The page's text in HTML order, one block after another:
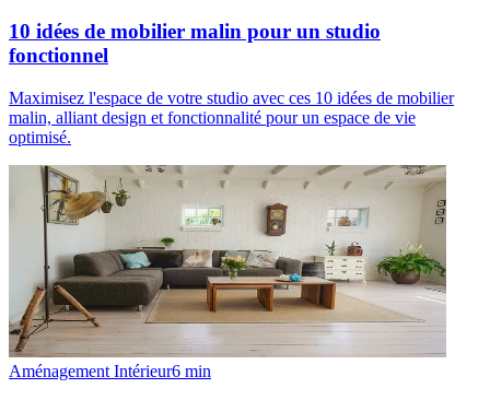
10 idées de mobilier malin pour un studio
fonctionnel
Maximisez l'espace de votre studio avec ces 10 idées de mobilier
malin, alliant design et fonctionnalité pour un espace de vie
optimisé.
Aménagement Intérieur6 min